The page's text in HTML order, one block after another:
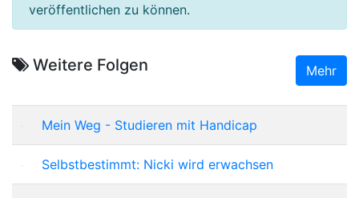
veröffentlichen zu können.
Weitere Folgen Mehr
Mein Weg - Studieren mit Handicap
Selbstbestimmt: Nicki wird erwachsen